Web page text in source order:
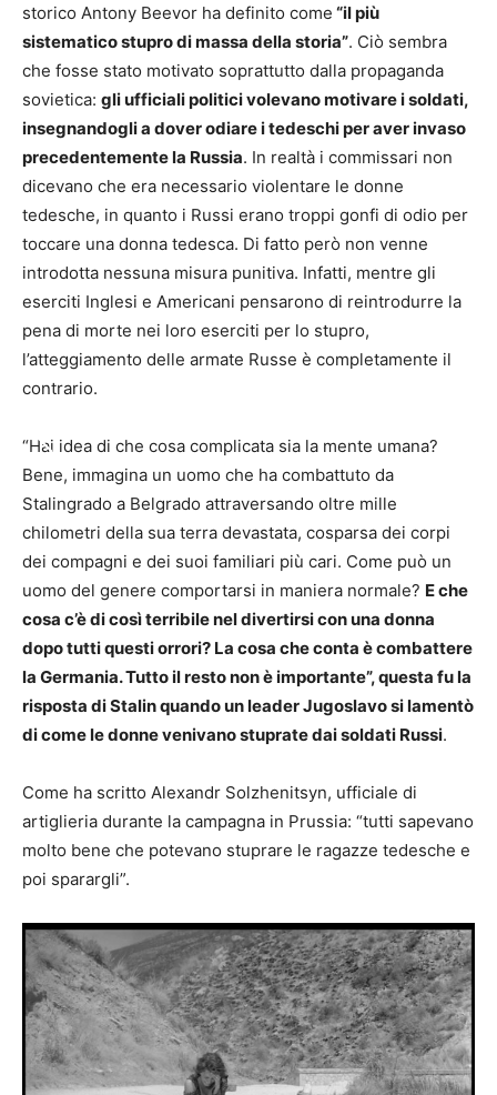
storico Antony Beevor ha definito come “il più
sistematico stupro di massa della storia”. Ciò sembra
che fosse stato motivato soprattutto dalla propaganda
sovietica: gli ufficiali politici volevano motivare i soldati,
insegnandogli a dover odiare i tedeschi per aver invaso
precedentemente la Russia. In realtà i commissari non
dicevano che era necessario violentare le donne
tedesche, in quanto i Russi erano troppi gonfi di odio per
toccare una donna tedesca. Di fatto però non venne
introdotta nessuna misura punitiva. Infatti, mentre gli
eserciti Inglesi e Americani pensarono di reintrodurre la
pena di morte nei loro eserciti per lo stupro,
l’atteggiamento delle armate Russe è completamente il
contrario.
“Hai idea di che cosa complicata sia la mente umana?
Bene, immagina un uomo che ha combattuto da
Stalingrado a Belgrado attraversando oltre mille
chilometri della sua terra devastata, cosparsa dei corpi
dei compagni e dei suoi familiari più cari. Come può un
uomo del genere comportarsi in maniera normale? E che
cosa c’è di così terribile nel divertirsi con una donna
dopo tutti questi orrori? La cosa che conta è combattere
la Germania. Tutto il resto non è importante”, questa fu la
risposta di Stalin quando un leader Jugoslavo si lamentò
di come le donne venivano stuprate dai soldati Russi.
Come ha scritto Alexandr Solzhenitsyn, ufficiale di
artiglieria durante la campagna in Prussia: “tutti sapevano
molto bene che potevano stuprare le ragazze tedesche e
poi sparargli”.